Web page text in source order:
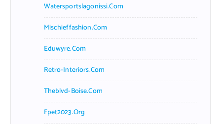
Watersportslagonissi.com
Mischieffashion.com
Eduwyre.com
Retro-Interiors.com
Theblvd-Boise.com
Fpet2023.org